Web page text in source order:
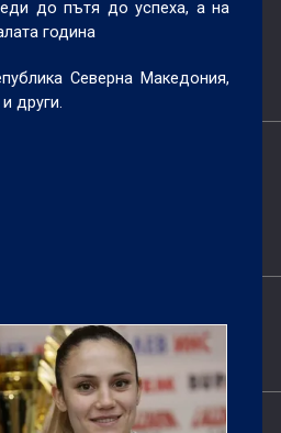
до пътя до успеха, а на
година
Северна Македония,
други.